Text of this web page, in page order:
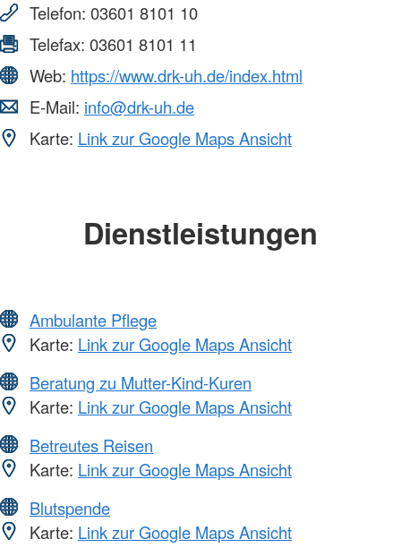
Telefon: 03601 8101 10
Telefax: 03601 8101 11
Web: https://www.drk-uh.de/index.html
E-Mail: info@drk-uh.de
Karte: Link zur Google Maps Ansicht
Dienstleistungen
Ambulante Pflege
Karte: Link zur Google Maps Ansicht
Beratung zu Mutter-Kind-Kuren
Karte: Link zur Google Maps Ansicht
Betreutes Reisen
Karte: Link zur Google Maps Ansicht
Blutspende
Karte: Link zur Google Maps Ansicht